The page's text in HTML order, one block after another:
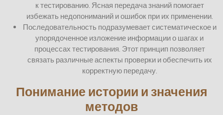
к тестированию. Ясная передача знаний помогает
избежать недопониманий и ошибок при их применении.
Последовательность подразумевает систематическое и
упорядоченное изложение информации о шагах и
процессах тестирования. Этот принцип позволяет
связать различные аспекты проверки и обеспечить их
корректную передачу.
Понимание истории и значения
методов